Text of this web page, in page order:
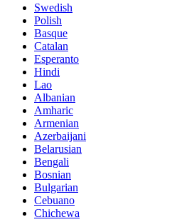
Swedish
Polish
Basque
Catalan
Esperanto
Hindi
Lao
Albanian
Amharic
Armenian
Azerbaijani
Belarusian
Bengali
Bosnian
Bulgarian
Cebuano
Chichewa